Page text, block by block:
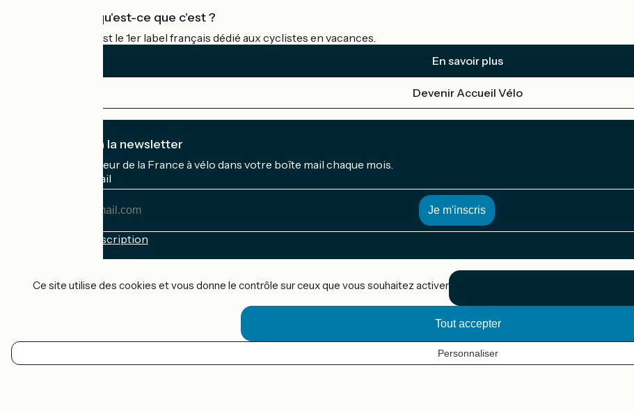
FR
Accueil Vélo qu'est-ce que c'est ?
Accueil Vélo c'est le 1er label français dédié aux cyclistes en vacances.
En savoir plus
Devenir Accueil Vélo
Je m'abonne à la newsletter
Recevez le meilleur de la France à vélo dans votre boîte mail chaque mois.
Mon adresse mail
Conditions d'inscription
Contact
Mentions légales
Ce site utilise des cookies et vous donne le contrôle sur ceux que vous souhaitez activer
Tout accepter
Personnaliser